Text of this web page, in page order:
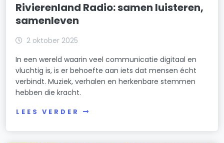
Rivierenland Radio: samen luisteren,
samenleven
2 oktober 2025
In een wereld waarin veel communicatie digitaal en
vluchtig is, is er behoefte aan iets dat mensen écht
verbindt. Muziek, verhalen en herkenbare stemmen
hebben die kracht.
LEES VERDER